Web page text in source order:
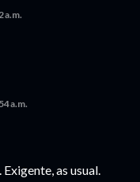
a.m.
a.m.
as usual.